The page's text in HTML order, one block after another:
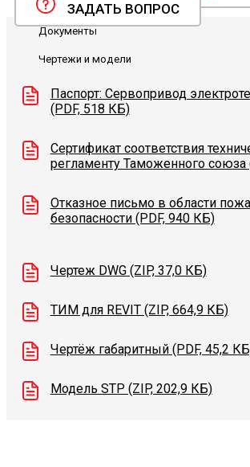
ЗАДАТЬ ВОПРОС
Документы
Чертежи и модели
Паспорт: Сервопривод
(PDF, 518 КБ)
Сертификат соответствия
регламенту Таможенного союза
Отказное письмо в области
безопасности (PDF, 940 КБ)
Чертеж DWG (ZIP, 37,0 КБ)
ТИМ для REVIT (ZIP, 664,9 КБ)
Чертёж габаритный (PDF, 45,2
Модель STP (ZIP, 202,9 КБ)